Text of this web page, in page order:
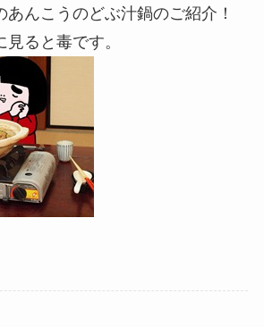
あんこうのどぶ汁鍋のご紹介！
ると毒です。